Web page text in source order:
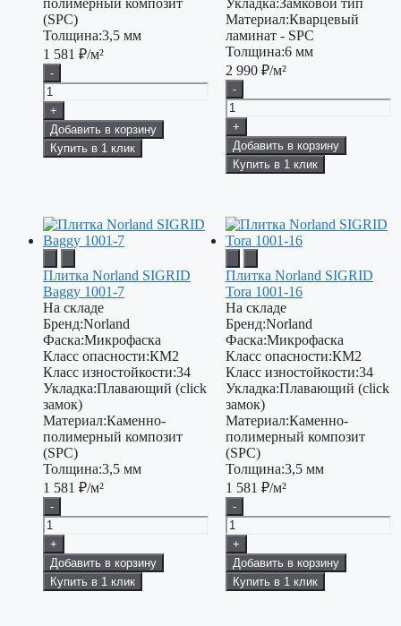
полимерный композит
(SPC)
Толщина:3,5 мм
1 581 ₽/м²
-
+
Добавить в корзину
Купить в 1 клик
Укладка:Замковой тип
Материал:Кварцевый
ламинат - SPC
Толщина:6 мм
2 990 ₽/м²
-
+
Добавить в корзину
Купить в 1 клик
Плитка Norland SIGRID
Baggy 1001-7
На складе
Бренд:Norland
Фаска:Микрофаска
Класс опасности:КМ2
Класс изностойкости:34
Укладка:Плавающий (click
замок)
Материал:Каменно-
полимерный композит
(SPC)
Толщина:3,5 мм
1 581 ₽/м²
-
+
Добавить в корзину
Купить в 1 клик
Плитка Norland SIGRID
Tora 1001-16
На складе
Бренд:Norland
Фаска:Микрофаска
Класс опасности:КМ2
Класс изностойкости:34
Укладка:Плавающий (click
замок)
Материал:Каменно-
полимерный композит
(SPC)
Толщина:3,5 мм
1 581 ₽/м²
-
+
Добавить в корзину
Купить в 1 клик